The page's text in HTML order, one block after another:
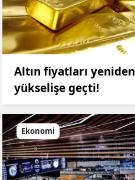
Altın fiyatları yeniden
yükselişe geçti!
Ekonomi